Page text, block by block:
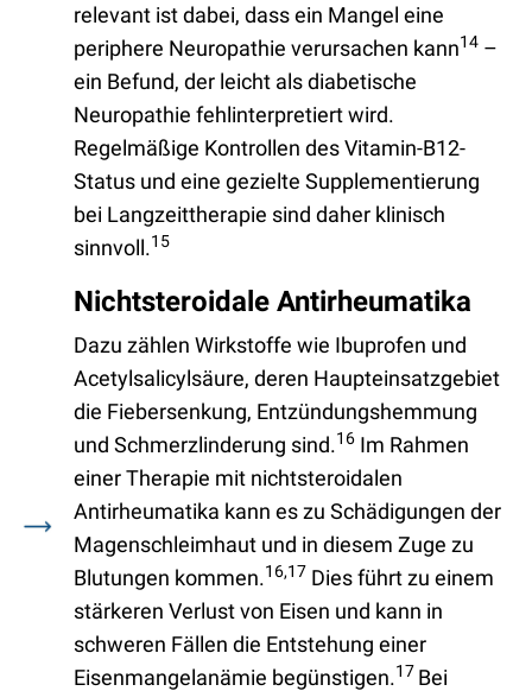
relevant ist dabei, dass ein Mangel eine
periphere Neuropathie verursachen kann14 –
ein Befund, der leicht als diabetische
Neuropathie fehlinterpretiert wird.
Regelmäßige Kontrollen des Vitamin-B12-
Status und eine gezielte Supplementierung
bei Langzeittherapie sind daher klinisch
sinnvoll.15
Nichtsteroidale Antirheumatika
Dazu zählen Wirkstoffe wie Ibuprofen und
Acetylsalicylsäure, deren Haupteinsatzgebiet
die Fiebersenkung, Entzündungshemmung
und Schmerzlinderung sind.16 Im Rahmen
einer Therapie mit nichtsteroidalen
Antirheumatika kann es zu Schädigungen der
Magenschleimhaut und in diesem Zuge zu
Blutungen kommen.16,17 Dies führt zu einem
stärkeren Verlust von Eisen und kann in
schweren Fällen die Entstehung einer
Eisenmangelanämie begünstigen.17 Bei